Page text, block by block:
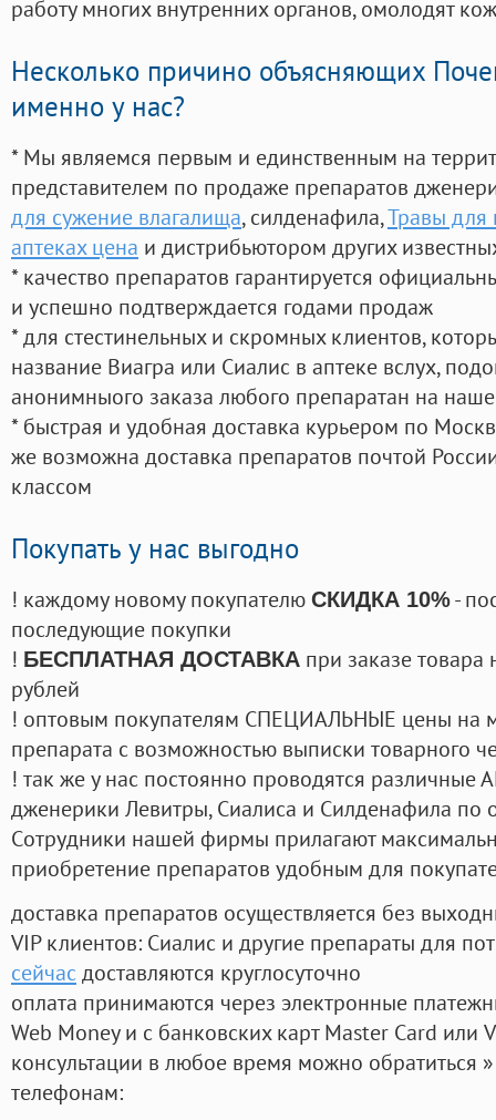
работу многих внутренних органов, омолодят
Несколько причино объясняющих
именно у нас?
* Мы являемся первым и единственным на
представителем по продаже препаратов
для сужение влагалища, силденафила,Травы
аптеках цена и дистрибьютором других
* качество препаратов гарантируется
и успешно подтверждается годами продаж
* для стестинельных и скромных клиентов,
название Виагра или Сиалис в аптеке вслух,
анонимныого заказа любого препаратан на
* быстрая и удобная доставка курьером по
же возможна доставка препаратов почтой
классом
Покупать у нас выгодно
! каждому новому покупателю СКИДКА 10%-
последующие покупки
! БЕСПЛАТНАЯ ДОСТАВКА при заказе
рублей
! оптовым покупателям СПЕЦИАЛЬНЫЕ цены на
препарата с возможностью выписки товарного
! так же у нас постоянно проводятся
дженерики Левитры, Сиалиса и Силденафила по
Cотрудники нашей фирмы прилагают
приобретение препаратов удобным для
доставка препаратов осуществляется без
VIP клиентов: Сиалис и другие препараты для
сейчас доставляются круглосуточно
оплата принимаются через электронные
Web Money и с банковских карт Master Card или
консультации в любое время можно обратиться
телефонам: